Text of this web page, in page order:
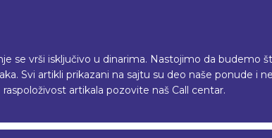
se vrši isključivo u dinarima. Nastojimo da budemo
Svi artikli prikazani na sajtu su deo naše ponude i
raspoloživost artikala pozovite naš Call centar.